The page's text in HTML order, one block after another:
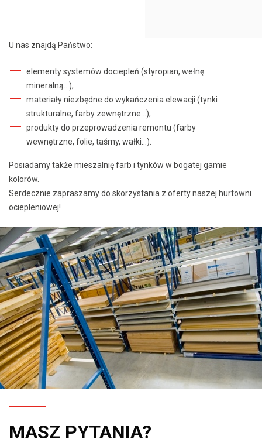
U nas znajdą Państwo:
elementy systemów dociepleń (styropian, wełnę
mineralną…);
materiały niezbędne do wykańczenia elewacji (tynki
strukturalne, farby zewnętrzne…);
produkty do przeprowadzenia remontu (farby
wewnętrzne, folie, taśmy, wałki…).
Posiadamy także mieszalnię farb i tynków w bogatej gamie
kolorów.
Serdecznie zapraszamy do skorzystania z oferty naszej hurtowni
ociepleniowej!
MASZ PYTANIA?